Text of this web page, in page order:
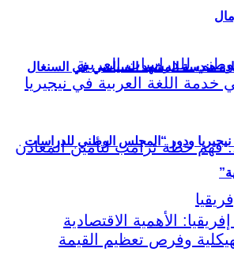
هندسة المشهد السياسي في السنغال
نيجيريا ودور “المجلس الوطني للدراسات